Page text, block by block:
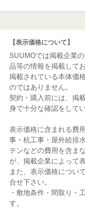
【表示価格について】
SUUMOでは掲載企業
品等の情報を掲載してお
掲載されている本体価
のではありません。
契約・購入前には、掲
身で十分な確認をして
表示価格に含まれる費
事・杭工事・屋外給排
テンなどの費用を含ま
が、掲載企業によって
また、表示価格につい
合せ下さい。
・敷地条件・間取り・
す。